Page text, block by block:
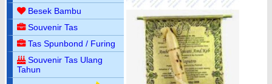
Besek Bambu
Souvenir Tas
Tas Spunbond / Furing
Souvenir Tas Ulang
Tahun